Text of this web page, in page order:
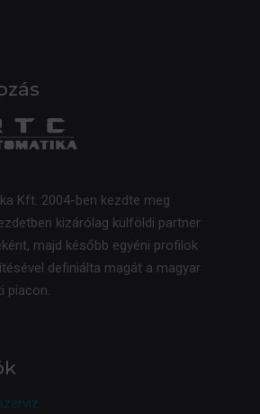
Kft. 2004-ben kezdte meg
kizárólag külföldi partner
majd később egyéni profilok
definiálta magát a magyar
piacon.